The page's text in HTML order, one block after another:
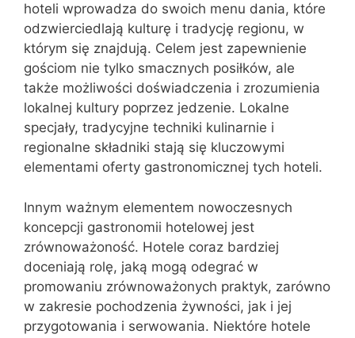
hoteli wprowadza do swoich menu dania, które
odzwierciedlają kulturę i tradycję regionu, w
którym się znajdują. Celem jest zapewnienie
gościom nie tylko smacznych posiłków, ale
także możliwości doświadczenia i zrozumienia
lokalnej kultury poprzez jedzenie. Lokalne
specjały, tradycyjne techniki kulinarnie i
regionalne składniki stają się kluczowymi
elementami oferty gastronomicznej tych hoteli.
Innym ważnym elementem nowoczesnych
koncepcji gastronomii hotelowej jest
zrównoważoność. Hotele coraz bardziej
doceniają rolę, jaką mogą odegrać w
promowaniu zrównoważonych praktyk, zarówno
w zakresie pochodzenia żywności, jak i jej
przygotowania i serwowania. Niektóre hotele